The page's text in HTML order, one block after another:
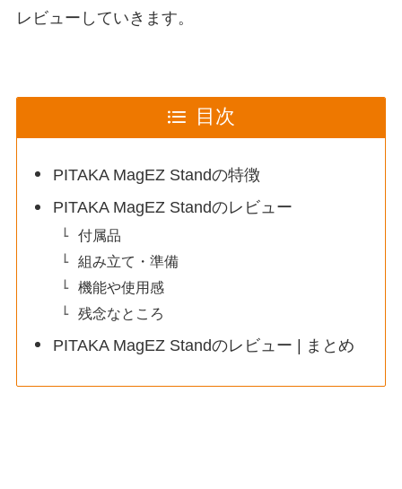
レビューしていきます。
目次
PITAKA MagEZ Standの特徴
PITAKA MagEZ Standのレビュー
付属品
組み立て・準備
機能や使用感
残念なところ
PITAKA MagEZ Standのレビュー | まとめ